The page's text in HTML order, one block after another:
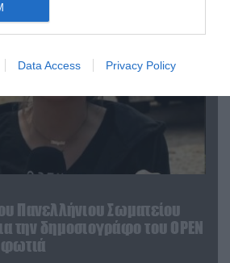
Data Access Privacy Policy
Πανελλήνιου Σωματείου
την δημοσιογράφο του OPEN